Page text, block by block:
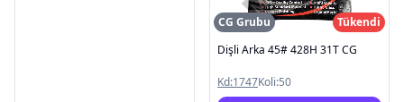
CG Grubu
Tükendi
Dişli Arka 45# 428H 31T CG
Kd:1747Koli:50